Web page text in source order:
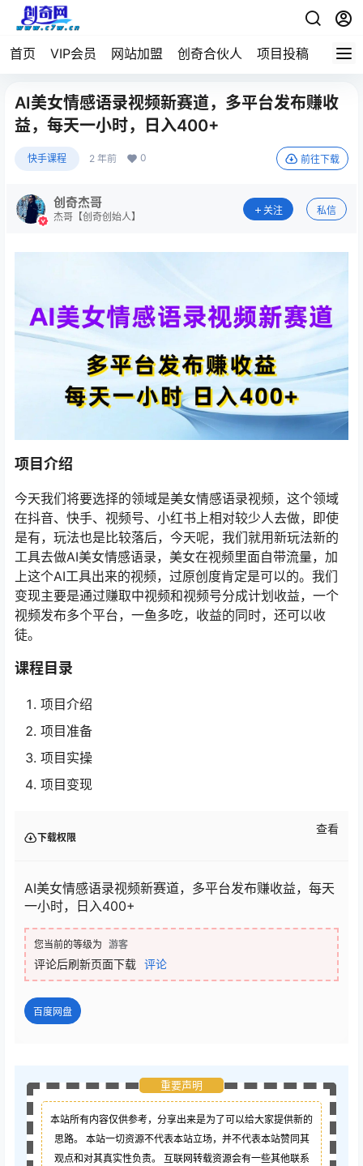
首页 VIP会员 网站加盟 创奇合伙人 项目投稿
AI美女情感语录视频新赛道，多平台发布赚收
益，每天一小时，日入400+
快手课程 2 年前 0 前往下载
创奇杰哥
杰哥【创奇创始人】
关注 私信
项目介绍
今天我们将要选择的领域是美女情感语录视频，这个领域
在抖音、快手、视频号、小红书上相对较少人去做，即使
是有，玩法也是比较落后，今天呢，我们就用新玩法新的
工具去做AI美女情感语录，美女在视频里面自带流量，加
上这个AI工具出来的视频，过原创度肯定是可以的。我们
变现主要是通过赚取中视频和视频号分成计划收益，一个
视频发布多个平台，一鱼多吃，收益的同时，还可以收
徒。
课程目录
项目介绍
项目准备
项目实操
项目变现
下载权限
查看
AI美女情感语录视频新赛道，多平台发布赚收益，每天
一小时，日入400+
您当前的等级为 游客
评论后刷新页面下载 评论
百度网盘
重要声明
本站所有内容仅供参考，分享出来是为了可以给大家提供新的
思路。 本站一切资源不代表本站立场，并不代表本站赞同其
观点和对其真实性负责。 互联网转载资源会有一些其他联系